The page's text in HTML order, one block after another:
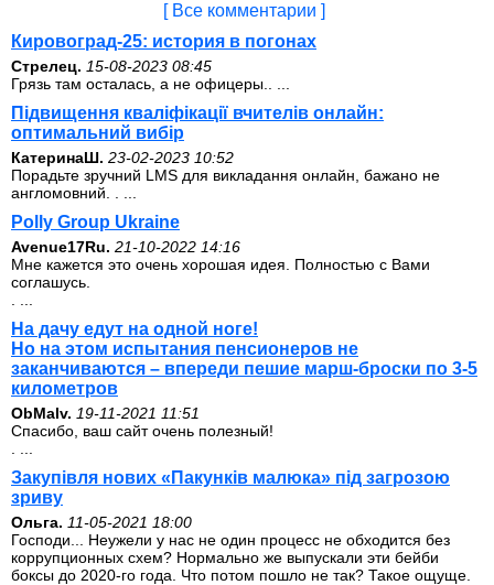
[ Все комментарии ]
Кировоград-25: история в погонах
Стрелец. 15-08-2023 08:45
Грязь там осталась, а не офицеры.. ...
Підвищення кваліфікації вчителів онлайн:
оптимальний вибір
КатеринаШ. 23-02-2023 10:52
Порадьте зручний LMS для викладання онлайн, бажано не
англомовний. . ...
Polly Group Ukraine
Avenue17Ru. 21-10-2022 14:16
Мне кажется это очень хорошая идея. Полностью с Вами
соглашусь.
На дачу едут на одной ноге!
Но на этом испытания пенсионеров не
заканчиваются – впереди пешие марш-броски по 3-5
километров
ОbMalv. 19-11-2021 11:51
Спасибо, ваш сайт очень полезный!
Закупівля нових «Пакунків малюка» під загрозою
зриву
Ольга. 11-05-2021 18:00
Господи... Неужели у нас не один процесс не обходится без
коррупционных схем? Нормально же выпускали эти бейби
боксы до 2020-го года. Что потом пошло не так? Такое ощуще.